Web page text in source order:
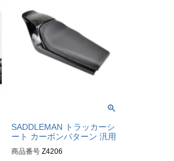
SADDLEMAN トラッカーシ
ート カーボンパターン 汎用
商品番号 Z4206